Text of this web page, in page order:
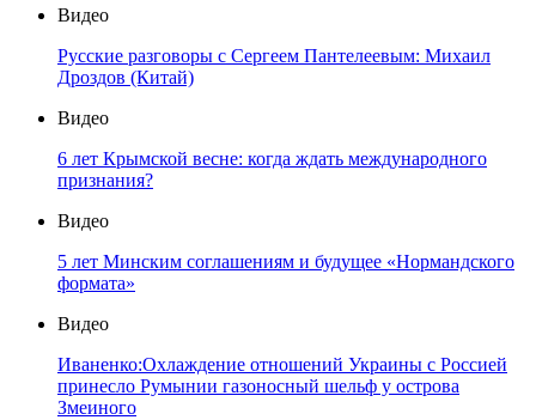
Видео
Русские разговоры с Сергеем Пантелеевым: Михаил
Дроздов (Китай)
Видео
6 лет Крымской весне: когда ждать международного
признания?
Видео
5 лет Минским соглашениям и будущее «Нормандского
формата»
Видео
Иваненко:Охлаждение отношений Украины с Россией
принесло Румынии газоносный шельф у острова
Змеиного